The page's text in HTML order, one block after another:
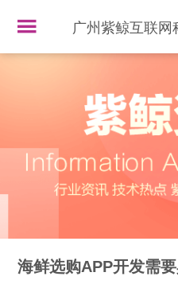
广州紫鲸互联网
海鲜选购APP开发需